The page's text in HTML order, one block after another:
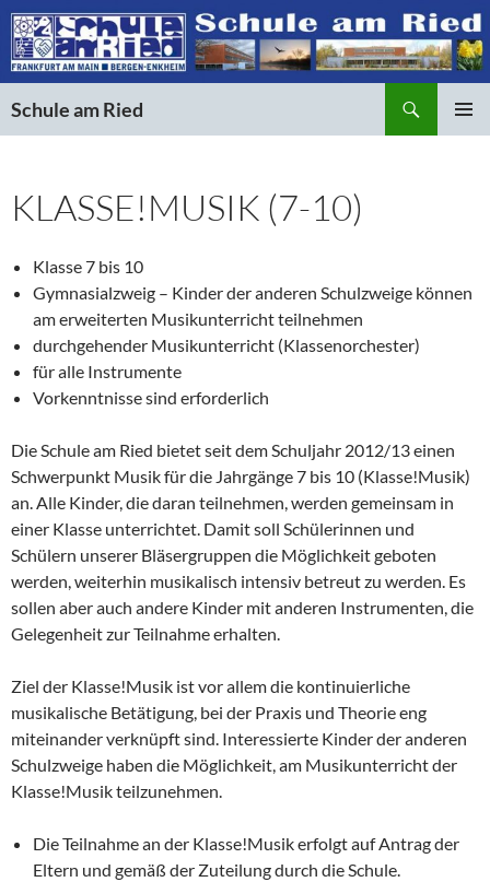
Schule am Ried
KLASSE!MUSIK (7-10)
Klasse 7 bis 10
Gymnasialzweig – Kinder der anderen Schulzweige können
am erweiterten Musikunterricht teilnehmen
durchgehender Musikunterricht (Klassenorchester)
für alle Instrumente
Vorkenntnisse sind erforderlich
Die Schule am Ried bietet seit dem Schuljahr 2012/13 einen
Schwerpunkt Musik für die Jahrgänge 7 bis 10 (Klasse!Musik)
an. Alle Kinder, die daran teilnehmen, werden gemeinsam in
einer Klasse unterrichtet. Damit soll Schülerinnen und
Schülern unserer Bläsergruppen die Möglichkeit geboten
werden, weiterhin musikalisch intensiv betreut zu werden. Es
sollen aber auch andere Kinder mit anderen Instrumenten, die
Gelegenheit zur Teilnahme erhalten.
Ziel der Klasse!Musik ist vor allem die kontinuierliche
musikalische Betätigung, bei der Praxis und Theorie eng
miteinander verknüpft sind. Interessierte Kinder der anderen
Schulzweige haben die Möglichkeit, am Musikunterricht der
Klasse!Musik teilzunehmen.
Die Teilnahme an der Klasse!Musik erfolgt auf Antrag der
Eltern und gemäß der Zuteilung durch die Schule.